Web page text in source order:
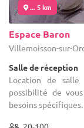
... 5 km
Espace Baron
Villemoisson-sur-
Salle de réception
Location de salle
possibilité de
besoins spécifiques.